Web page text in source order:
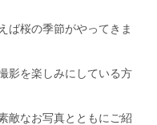
ば桜の季節がやってきま
影を楽しみにしている方
敵なお写真とともにご紹